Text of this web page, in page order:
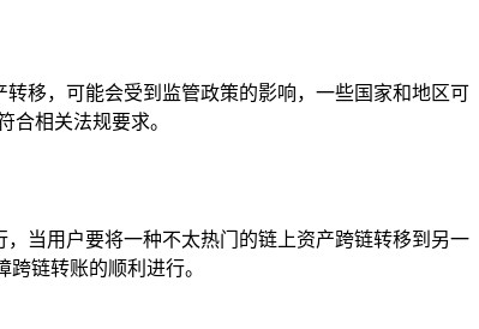
移，可能会受到监管政策的影响，一些国家和地区可
合相关法规要求。
当用户要将一种不太热门的链上资产跨链转移到另一
链转账的顺利进行。